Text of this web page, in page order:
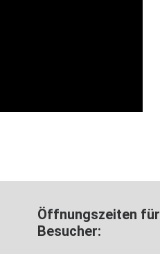
Öffnungszeiten für
Besucher: